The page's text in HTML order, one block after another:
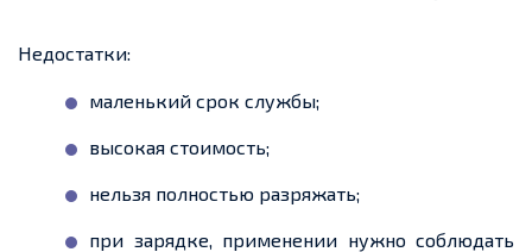
Недостатки:
маленький срок службы;
высокая стоимость;
нельзя полностью разряжать;
при зарядке, применении нужно соблюдать